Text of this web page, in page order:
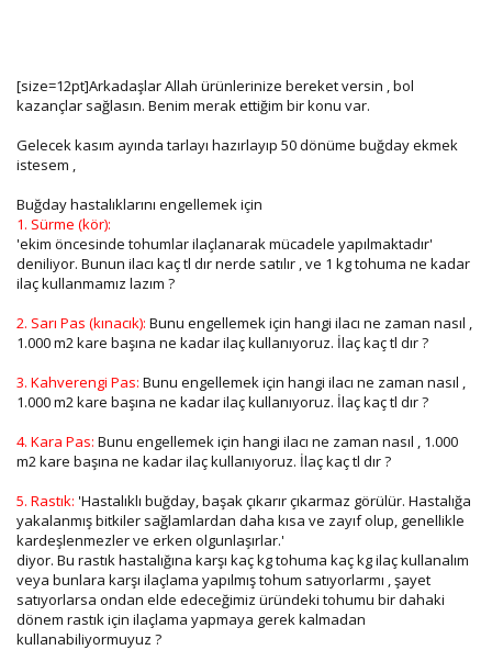
[size=12pt]Arkadaşlar Allah ürünlerinize bereket versin , bol
kazançlar sağlasın. Benim merak ettiğim bir konu var.
Gelecek kasım ayında tarlayı hazırlayıp 50 dönüme buğday ekmek
istesem ,
Buğday hastalıklarını engellemek için
1. Sürme (kör):
'ekim öncesinde tohumlar ilaçlanarak mücadele yapılmaktadır'
deniliyor. Bunun ilacı kaç tl dır nerde satılır , ve 1 kg tohuma ne kadar
ilaç kullanmamız lazım ?
2. Sarı Pas (kınacık): Bunu engellemek için hangi ilacı ne zaman nasıl ,
1.000 m2 kare başına ne kadar ilaç kullanıyoruz. İlaç kaç tl dır ?
3. Kahverengi Pas: Bunu engellemek için hangi ilacı ne zaman nasıl ,
1.000 m2 kare başına ne kadar ilaç kullanıyoruz. İlaç kaç tl dır ?
4. Kara Pas: Bunu engellemek için hangi ilacı ne zaman nasıl , 1.000
m2 kare başına ne kadar ilaç kullanıyoruz. İlaç kaç tl dır ?
5. Rastık: 'Hastalıklı buğday, başak çıkarır çıkarmaz görülür. Hastalığa
yakalanmış bitkiler sağlamlardan daha kısa ve zayıf olup, genellikle
kardeşlenmezler ve erken olgunlaşırlar.'
diyor. Bu rastık hastalığına karşı kaç kg tohuma kaç kg ilaç kullanalım
veya bunlara karşı ilaçlama yapılmış tohum satıyorlarmı , şayet
satıyorlarsa ondan elde edeceğimiz üründeki tohumu bir dahaki
dönem rastık için ilaçlama yapmaya gerek kalmadan
kullanabiliyormuyuz ?